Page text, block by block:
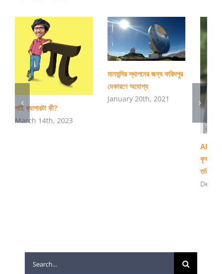
পাই ব্যাপারটা কী?
March 14th, 2023
মানমন্দির স্থাপনের জন্য ফরিদপুর
যেকারণে অযোগ্য
January 20th, 2021
AI
তনিমা
Search